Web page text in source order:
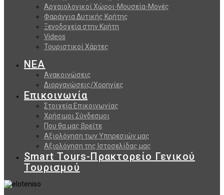
Αρχαιολογικοί Χώροι-Μουσεία-Μονές
Φαράγγια Δυτικής Κρήτης
Ξενοδοχεία στην Κρήτη
Videos
Τουριστικοί Χάρτες
ΝΕΑ
Ανακοινώσεις
Διοργανώσεις/Χορηγίες
Επικοινωνία
Στοιχεία Επικοινωνίας
Χρήσιμοι Σύνδεσμοι
Που θα μας βρείτε
Αξιολόγηση των Υπηρεσιών μας
Αξιολόγηση της Ιστοσελίδας μας
Smart Tours-Πρακτορείο Γενικού
Τουρισμού